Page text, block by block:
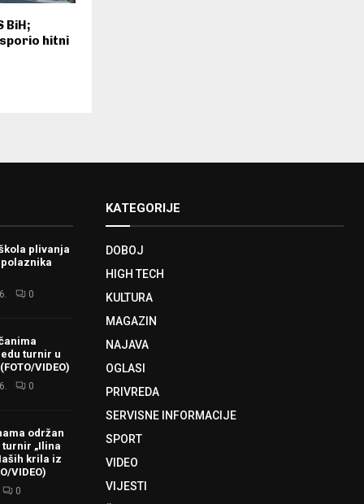
BiH;
hitni
plivanja
polaznika
0
turnir u
VIDEO)
0
održan
„Ilina
krila iz
VIDEO)
0
KATEGORIJE
DOBOJ
HIGH TECH
KULTURA
MAGAZIN
NAJAVA
OGLASI
PRIVREDA
SERVISNE INFORMACIJE
SPORT
VIDEO
VIJESTI